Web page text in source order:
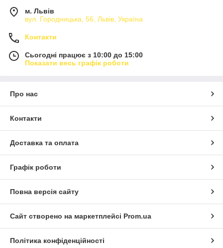
м. Львів
вул. Городницька, 56, Львів, Україна
Контакти
Сьогодні працює з 10:00 до 15:00
Показати весь графік роботи
Про нас
Контакти
Доставка та оплата
Графік роботи
Повна версія сайту
Сайт створено на маркетплейсі Prom.ua
Політика конфіденційності